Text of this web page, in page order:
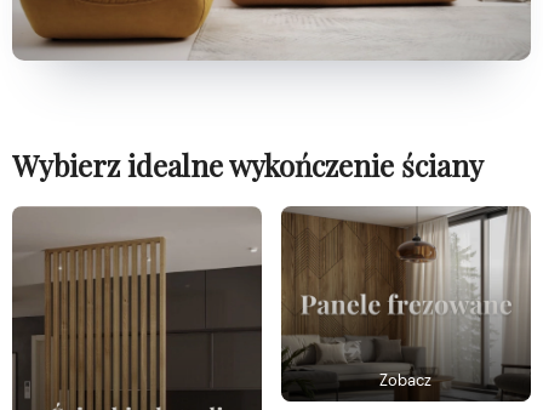
Wybierz idealne wykończenie ściany
Zobacz